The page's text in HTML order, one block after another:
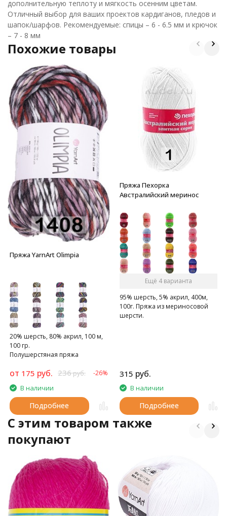
дополнительную теплоту и мягкость осенним цветам.
Отличный выбор для ваших проектов кардиганов, пледов и
шапок/шарфов. Рекомендуемые: спицы – 6 - 6.5 мм и крючок
– 7 - 8 мм
Похожие товары
Пряжа YarnArt Olimpia
20% шерсть, 80% акрил, 100 м,
100 гр.
Полушерстяная пряжа
от 175 руб. 236руб. -26%
В наличии
Подробнее
Пряжа Пехорка
Австралийский меринос
Ещё 4 варианта
95% шерсть, 5% акрил, 400м,
100г. Пряжа из мериносовой
шерсти.
315 руб.
В наличии
Подробнее
C этим товаром также
покупают